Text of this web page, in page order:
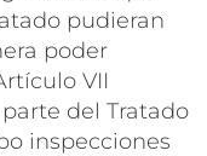
pudieran
poder
VII
del Tratado
inspecciones